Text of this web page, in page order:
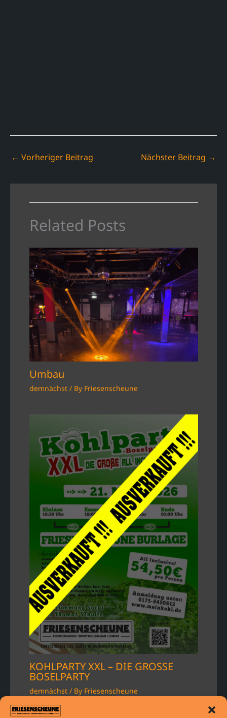
← Vorheriger Beitrag Nächster Beitrag →
Related Posts
Umbau
demnächst/ By Friesenscheune
KOHLPARTY XXL – DIE GROSSE
BOSELPARTY
demnächst/ By Friesenscheune